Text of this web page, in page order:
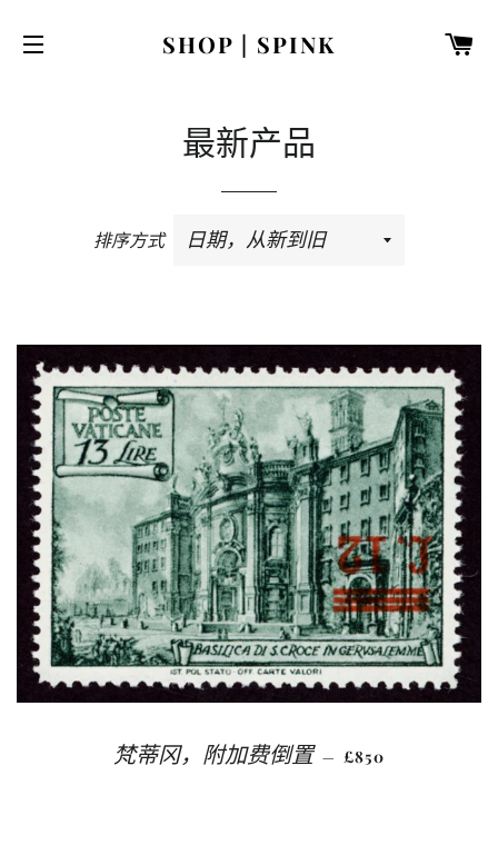
SHOP | SPINK
最新产品
排序方式
梵蒂冈，附加费倒置 — 常规价格
£850